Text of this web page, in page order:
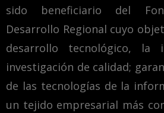
sido beneficiario del
Desarrollo Regional cuyo
desarrollo tecnológico, la
investigación de calidad;
de las tecnologías de la
un tejido empresarial más